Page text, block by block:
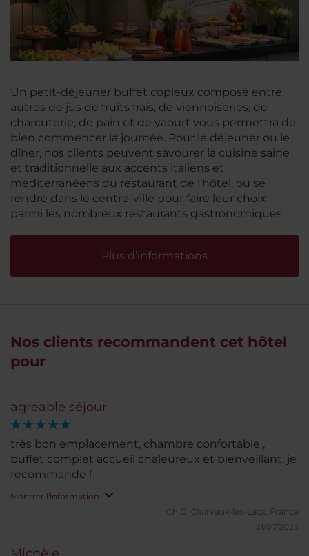
Un petit-déjeuner buffet copieux composé entre
autres de jus de fruits frais, de viennoiseries, de
charcuterie, de pain et de yaourt vous permettra de
bien commencer la journée. Pour le déjeuner ou le
dîner, nos clients peuvent savourer la cuisine saine
et traditionnelle aux accents italiens et
méditerranéens du restaurant de l'hôtel, ou se
rendre dans le centre-ville pour faire leur choix
parmi les nombreux restaurants gastronomiques.
Plus d’informations
Nos clients recommandent cet hôtel
pour
agreable séjour
très bon emplacement, chambre confortable ,
buffet complet accueil chaleureux et bienveillant, je
recommande !
Montrer l'information
Ch D. Clairvaux-les-Lacs, France
31/07/2025